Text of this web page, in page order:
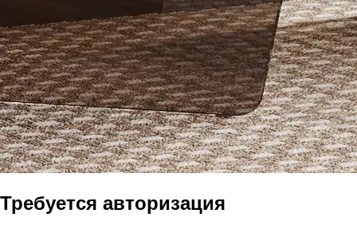
Требуется авторизация